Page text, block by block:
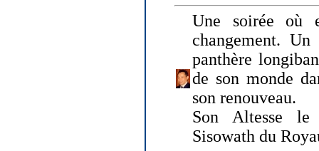
Une soirée où
changement.
panthère
de son monde
son renouveau.
Son Altesse le
Sisowath du